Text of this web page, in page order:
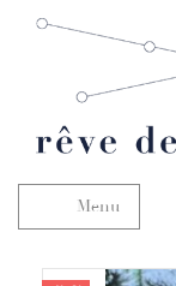
Skifte navigation
Menu